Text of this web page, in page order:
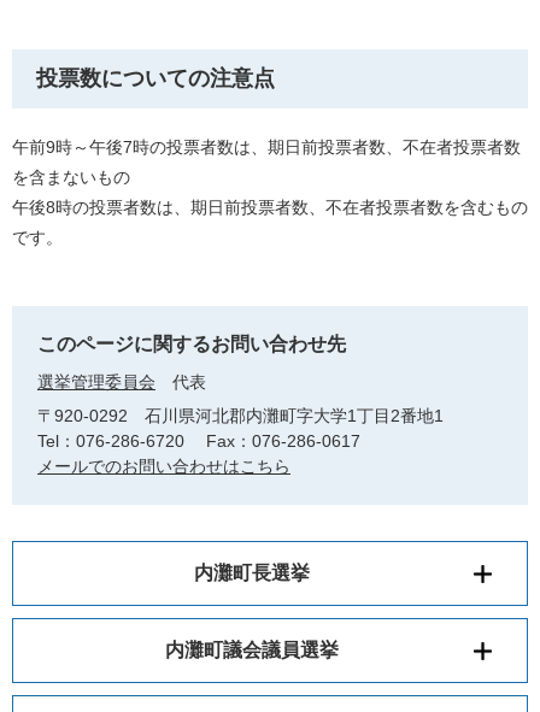
投票数についての注意点
午前9時～午後7時の投票者数は、期日前投票者数、不在者投票者数
を含まないもの
午後8時の投票者数は、期日前投票者数、不在者投票者数を含むもの
です。
このページに関するお問い合わせ先
選挙管理委員会
代表
〒920-0292
石川県河北郡内灘町字大学1丁目2番地1
Tel：076-286-6720
Fax：076-286-0617
メールでのお問い合わせはこちら
内灘町長選挙
内灘町議会議員選挙